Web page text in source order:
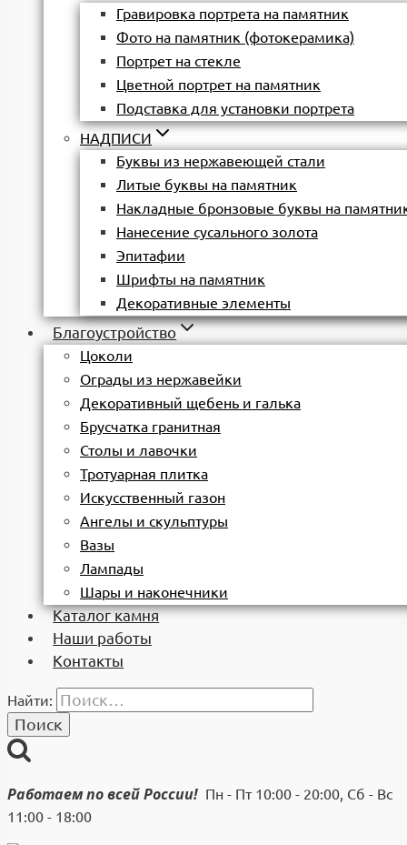
Гравировка портрета на памятник
Фото на памятник (фотокерамика)
Портрет на стекле
Цветной портрет на памятник
Подставка для установки портрета
НАДПИСИ
Буквы из нержавеющей стали
Литые буквы на памятник
Накладные бронзовые буквы на
Нанесение сусального золота
Эпитафии
Шрифты на памятник
Декоративные элементы
Благоустройство
Цоколи
Ограды из нержавейки
Декоративный щебень и галька
Брусчатка гранитная
Столы и лавочки
Тротуарная плитка
Искусственный газон
Ангелы и скульптуры
Вазы
Лампады
Шары и наконечники
Каталог камня
Наши работы
Контакты
Найти:
Работаем по всей России! Пн - Пт 10:00 - 20:00, Сб - Вс
11:00 - 18:00